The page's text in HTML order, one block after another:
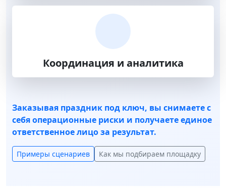
Координация и аналитика
Заказывая праздник под ключ, вы снимаете с
себя операционные риски и получаете единое
ответственное лицо за результат.
Примеры сценариев Как мы подбираем площадку